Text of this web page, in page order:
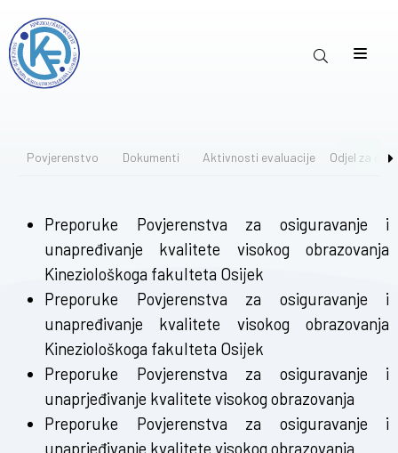
Povjerenstvo Dokumenti Aktivnosti evaluacije Odjel za
Preporuke Povjerenstva za osiguravanje i
unapređivanje kvalitete visokog obrazovanja
Kineziološkoga fakulteta Osijek
Preporuke Povjerenstva za osiguravanje i
unapređivanje kvalitete visokog obrazovanja
Kineziološkoga fakulteta Osijek
Preporuke Povjerenstva za osiguravanje i
unaprjeđivanje kvalitete visokog obrazovanja
Preporuke Povjerenstva za osiguravanje i
unaprjeđivanje kvalitete visokog obrazovanja